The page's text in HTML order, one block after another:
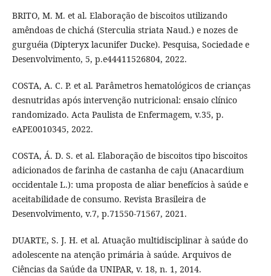
BRITO, M. M. et al. Elaboração de biscoitos utilizando
amêndoas de chichá (Sterculia striata Naud.) e nozes de
gurguéia (Dipteryx lacunifer Ducke). Pesquisa, Sociedade e
Desenvolvimento, 5, p.e44411526804, 2022.
COSTA, A. C. P. et al. Parâmetros hematológicos de crianças
desnutridas após intervenção nutricional: ensaio clínico
randomizado. Acta Paulista de Enfermagem, v.35, p.
eAPE0010345, 2022.
COSTA, Á. D. S. et al. Elaboração de biscoitos tipo biscoitos
adicionados de farinha de castanha de caju (Anacardium
occidentale L.): uma proposta de aliar benefícios à saúde e
aceitabilidade de consumo. Revista Brasileira de
Desenvolvimento, v.7, p.71550-71567, 2021.
DUARTE, S. J. H. et al. Atuação multidisciplinar à saúde do
adolescente na atenção primária à saúde. Arquivos de
Ciências da Saúde da UNIPAR, v. 18, n. 1, 2014.